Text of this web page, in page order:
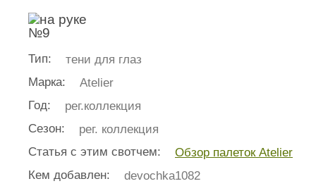
Тип:
тени для глаз
Марка:
Atelier
Год:
рег.коллекция
Сезон:
рег. коллекция
Статья с этим свотчем:
Обзор палеток Atelier
Кем добавлен:
devochka1082